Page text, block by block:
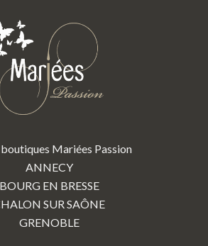
Mariées Passion
ANNECY
BOURG EN BRESSE
SUR SAÔNE
GRENOBLE